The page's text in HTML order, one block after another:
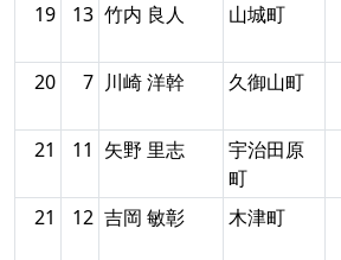
19
13 竹内 良人 山城町
20
7 川崎 洋幹 久御山町
21
11 矢野 里志
宇治田原
町
21
12 吉岡 敏彰 木津町